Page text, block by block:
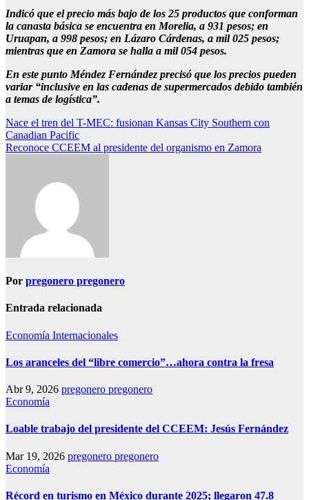
Indicó que el precio más bajo de los 25 productos que conforman
la canasta básica se encuentra en Morelia, a 931 pesos; en
Uruapan, a 998 pesos; en Lázaro Cárdenas, a mil 025 pesos;
mientras que en Zamora se halla a mil 054 pesos.
En este punto Méndez Fernández precisó que los precios pueden
variar “inclusive en las cadenas de supermercados debido también
a temas de logística”.
Navegación
de
Nace el tren del T-MEC: fusionan Kansas City Southern con
Canadian Pacific
Reconoce CCEEM al presidente del organismo en Zamora
Por pregonero pregonero
Entrada relacionada
Economía Internacionales
Los aranceles del “libre comercio”…ahora contra la fresa
Abr 9, 2026 pregonero pregonero
Economía
Loable trabajo del presidente del CCEEM: Jesús Fernández
Mar 19, 2026 pregonero pregonero
Economía
Récord en turismo en México durante 2025; llegaron 47.8